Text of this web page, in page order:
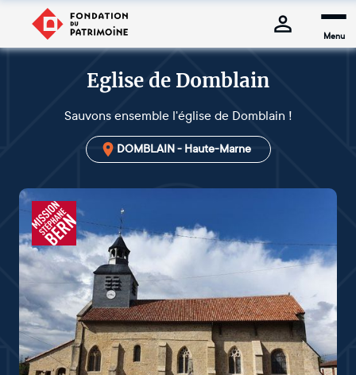
Menu
Eglise de Domblain
Sauvons ensemble l'église de Domblain !
DOMBLAIN - Haute-Marne